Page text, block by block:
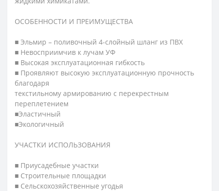
ОСОБЕННОСТИ И ПРЕИМУЩЕСТВА
■ Эльмир – поливочный 4-слойный шланг из ПВХ
■ Невосприимчив к лучам УФ
■ Высокая эксплуатационная гибкость
■ Проявляют высокую эксплуатационную прочность
благодаря
текстильному армированию с перекрестным
переплетением
■Эластичный
■Экологичный
УЧАСТКИ ИСПОЛЬЗОВАНИЯ
■ Приусадебные участки
■ Строительные площадки
■ Сельскохозяйственные угодья